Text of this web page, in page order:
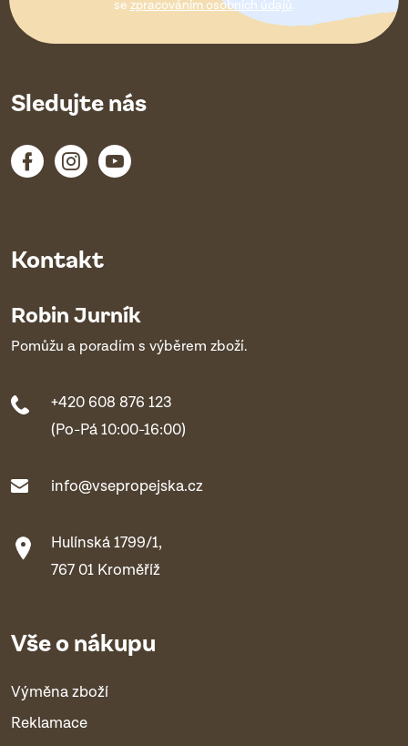
se zpracováním osobních údajů.
Kontakt
Robin Jurník
Pomůžu a poradím s výběrem zboží.
+420 608 876 123
(Po-Pá 10:00-16:00)
info@vsepropejska.cz
Hulínská 1799/1,
767 01 Kroměříž
Vše o nákupu
Výměna zboží
Reklamace
Sledujte nás